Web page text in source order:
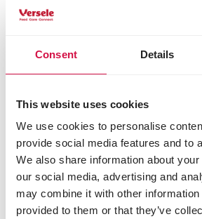
Consent Details
This website uses cookies
We use cookies to personalise
provide social media features and to
We also share information about
our social media, advertising and
may combine it with other information
provided to them or that they’ve
Hoe kan je dit gedrag
Voor het afleren zijn er
in gedachte moet houden :
De aandacht van je hond op